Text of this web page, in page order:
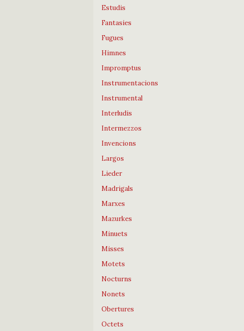
Estudis
Fantasies
Fugues
Himnes
Impromptus
Instrumentacions
Instrumental
Interludis
Intermezzos
Invencions
Largos
Lieder
Madrigals
Marxes
Mazurkes
Minuets
Misses
Motets
Nocturns
Nonets
Obertures
Octets